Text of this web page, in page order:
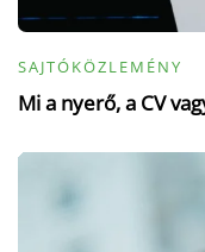
SAJTÓKÖZLEMÉNY
Mi a nyerő, a CV